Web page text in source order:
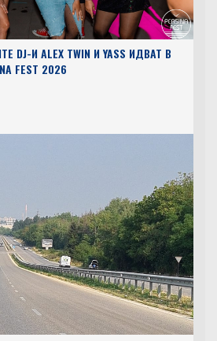
DJ-И ALEX TWIN И YASS ИДВАТ В
FEST 2026